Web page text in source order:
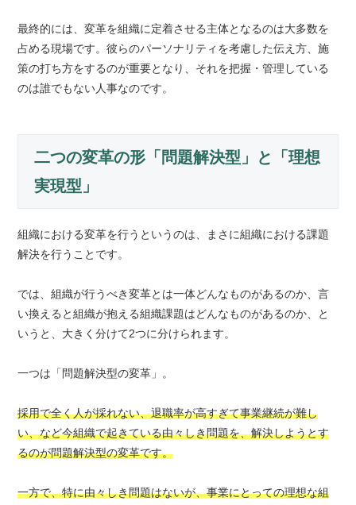
最終的には、変革を組織に定着させる主体となるのは大多数を
占める現場です。彼らのパーソナリティを考慮した伝え方、施
策の打ち方をするのが重要となり、それを把握・管理している
のは誰でもない人事なのです。
二つの変革の形「問題解決型」と「理想
実現型」
組織における変革を行うというのは、まさに組織における課題
解決を行うことです。
では、組織が行うべき変革とは一体どんなものがあるのか、言
い換えると組織が抱える組織課題はどんなものがあるのか、と
いうと、大きく分けて2つに分けられます。
一つは「問題解決型の変革」。
採用で全く人が採れない、退職率が高すぎて事業継続が難し
い、など今組織で起きている由々しき問題を、解決しようとす
るのが問題解決型の変革です。
一方で、特に由々しき問題はないが、事業にとっての理想な組